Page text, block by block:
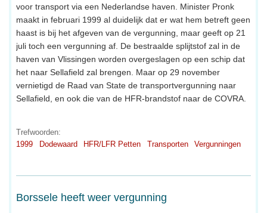
voor transport via een Nederlandse haven. Minister Pronk
maakt in februari 1999 al duidelijk dat er wat hem betreft geen
haast is bij het afgeven van de vergunning, maar geeft op 21
juli toch een vergunning af. De bestraalde splijtstof zal in de
haven van Vlissingen worden overgeslagen op een schip dat
het naar Sellafield zal brengen. Maar op 29 november
vernietigd de Raad van State de transportvergunning naar
Sellafield, en ook die van de HFR-brandstof naar de COVRA.
Trefwoorden:
1999
Dodewaard HFR/LFR Petten Transporten Vergunningen
Borssele heeft weer vergunning